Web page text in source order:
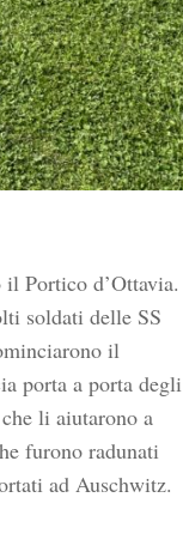
Portico d’Ottavia.
soldati delle SS
il
porta a porta degli
li aiutarono a
furono radunati
ad Auschwitz.